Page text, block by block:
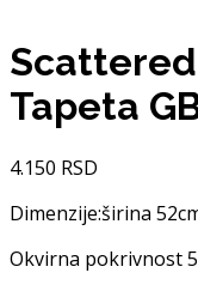
Tapeta
4.150 RSD
Dimenzije:širina
Okvirna pokrivnost